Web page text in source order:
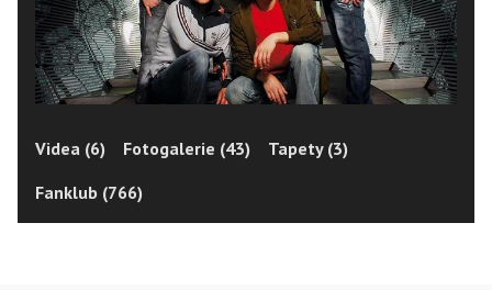
Videa (6) Fotogalerie (43)
Tapety (3)
Fanklub (766)